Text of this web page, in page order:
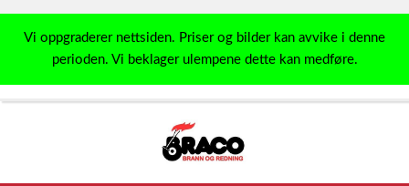
Vi oppgraderer nettsiden. Priser og bilder kan avvike i denne
perioden. Vi beklager ulempene dette kan medføre.